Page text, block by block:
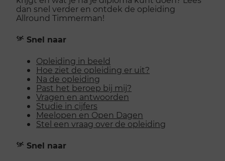
dan snel verder en ontdek de opleiding
Allround Timmerman!
Snel naar
Opleiding in beeld
Hoe ziet de opleiding er uit?
Na de opleiding
Past het beroep bij mij?
Vragen en antwoorden
Studie in cijfers
Meelopen en Open Dagen
Stel een vraag over de opleiding
Snel naar